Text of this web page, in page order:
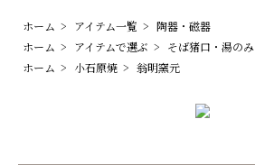
ホーム > アイテム一覧 > 陶器・磁器
ホーム > アイテムで選ぶ > そば猪口・湯のみ
ホーム > 小石原焼 > 翁明窯元